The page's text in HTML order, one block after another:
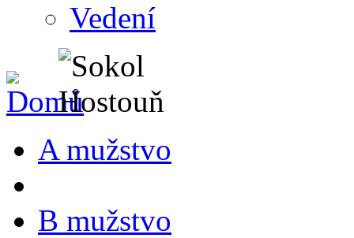
Vedení
A mužstvo
B mužstvo